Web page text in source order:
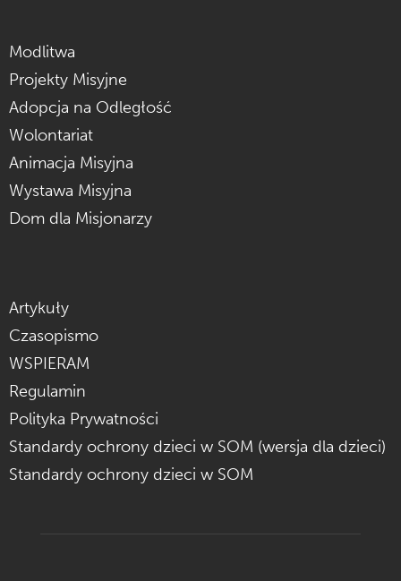
Modlitwa
Projekty Misyjne
Adopcja na Odległość
Wolontariat
Animacja Misyjna
Wystawa Misyjna
Dom dla Misjonarzy
Artykuły
Czasopismo
WSPIERAM
Regulamin
Polityka Prywatności
Standardy ochrony dzieci w SOM (wersja dla dzieci)
Standardy ochrony dzieci w SOM